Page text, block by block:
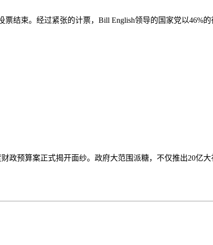
票结束。经过紧张的计票，Bill English领导的国家党以46%
财政预算案正式揭开面纱。政府大范围派糖，不仅推出20亿